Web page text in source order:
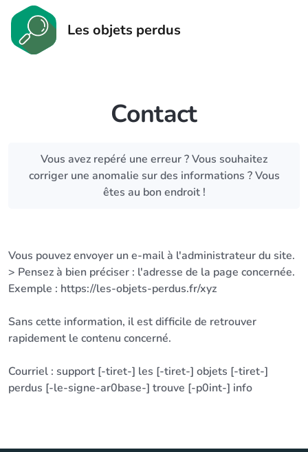
Les objets perdus
Contact
Vous avez repéré une erreur ? Vous souhaitez
corriger une anomalie sur des informations ? Vous
êtes au bon endroit !
Vous pouvez envoyer un e-mail à l'administrateur du site.
> Pensez à bien préciser : l'adresse de la page concernée.
Exemple : https://les-objets-perdus.fr/xyz
Sans cette information, il est difficile de retrouver
rapidement le contenu concerné.
Courriel : support [-tiret-] les [-tiret-] objets [-tiret-]
perdus [-le-signe-ar0base-] trouve [-p0int-] info